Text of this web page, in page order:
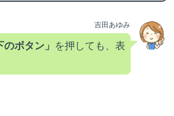
吉田あゆみ
のボタン」 を押しても、表